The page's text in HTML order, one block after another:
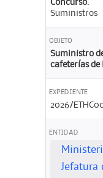
Concurso.
Suministros
OBJETO
Suministro
cafeterías de
EXPEDIENTE
2026/
ENTIDAD
Jefatura